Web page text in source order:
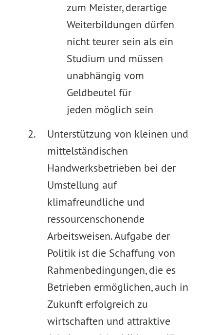
zum Meister, derartige
Weiterbildungen dürfen
nicht teurer sein als ein
Studium und müssen
unabhängig vom
Geldbeutel für
jeden möglich sein
Unterstützung von kleinen und
mittelständischen
Handwerksbetrieben bei der
Umstellung auf
klimafreundliche und
ressourcenschonende
Arbeitsweisen. Aufgabe der
Politik ist die Schaffung von
Rahmenbedingungen, die es
Betrieben ermöglichen, auch in
Zukunft erfolgreich zu
wirtschaften und attraktive